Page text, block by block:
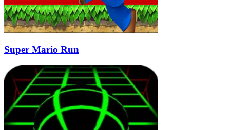
Super Mario Run